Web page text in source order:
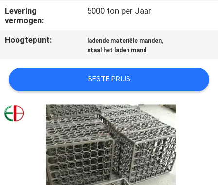
VERZOEK
OM
CITAAT
PRIVACYBELEID
Levering
vermogen:
5000 ton per Jaar
Hoogtepunt: ladende materiële manden,
staal het laden mand
BESTE PRIJS